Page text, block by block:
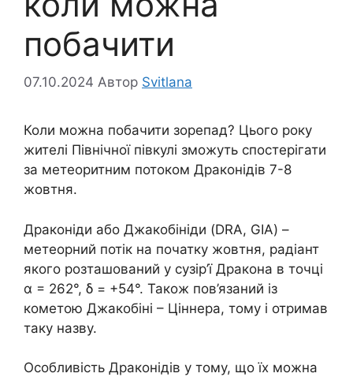
побачити
07.10.2024 Автор Svitlana
Коли можна побачити зорепад? Цього року
жителі Північної півкулі зможуть спостерігати
за метеоритним потоком Драконідів 7-8
жовтня.
Драконіди або Джакобініди (DRA, GIA) –
метеорний потік на початку жовтня, радіант
якого розташований у сузір’ї Дракона в точці
α = 262°, δ = +54°. Також пов’язаний із
кометою Джакобіні – Ціннера, тому і отримав
таку назву.
Особливість Драконідів у тому, що їх можна